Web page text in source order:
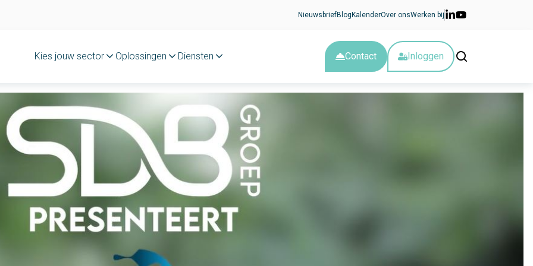
NieuwsbriefBlog KalenderOver onsWerken bij
Kies jouw sector Oplossingen Diensten Contact Inloggen